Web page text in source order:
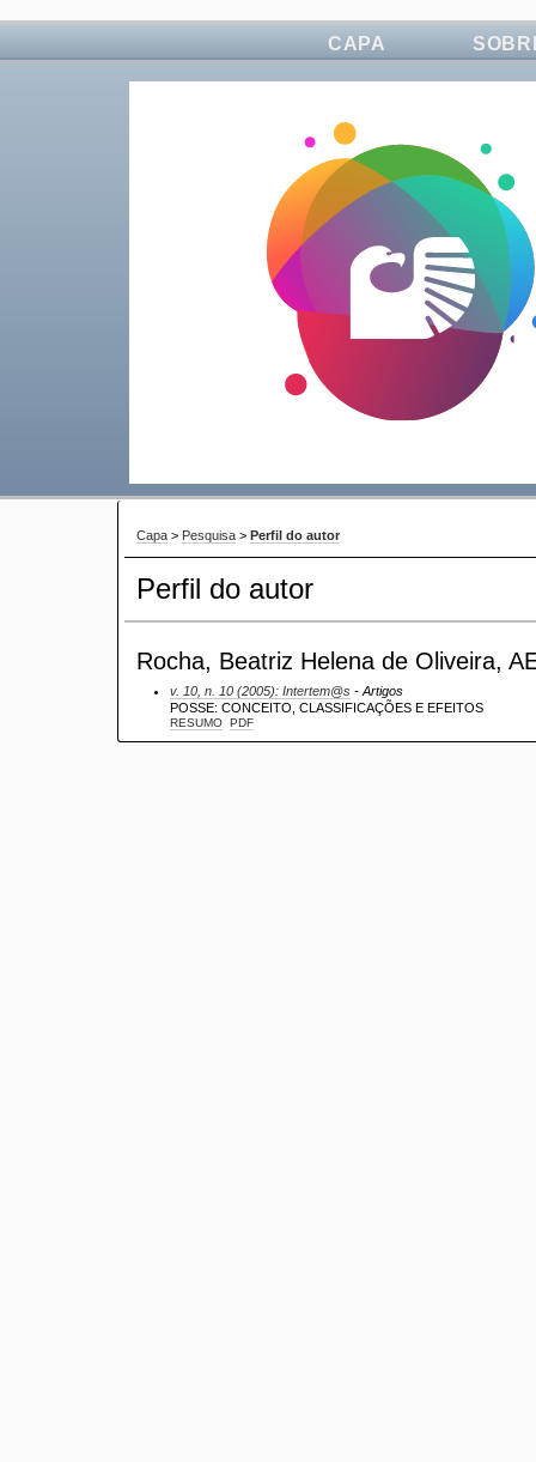
CAPA
Capa > Pesquisa > Perfil do autor
Perfil do autor
Rocha, Beatriz Helena de Oliveira,
v. 10, n. 10 (2005): Intertem@s - Artigos
POSSE: CONCEITO, CLASSIFICAÇÕES E EFEITOS
RESUMO PDF